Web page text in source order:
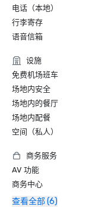
电话（本地）
行李寄存
语音信箱
设施
免费机场班车
场地内安全
场地内的餐厅
场地内配餐
空间（私人）
商务服务
AV 功能
商务中心
查看全部 (6)